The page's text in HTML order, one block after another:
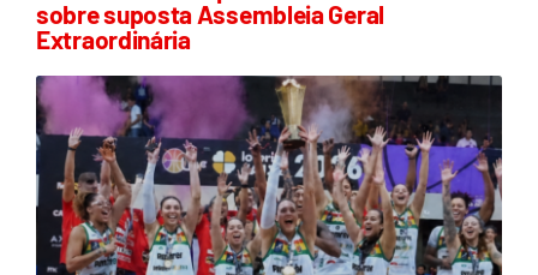
sobre suposta Assembleia Geral
Extraordinária